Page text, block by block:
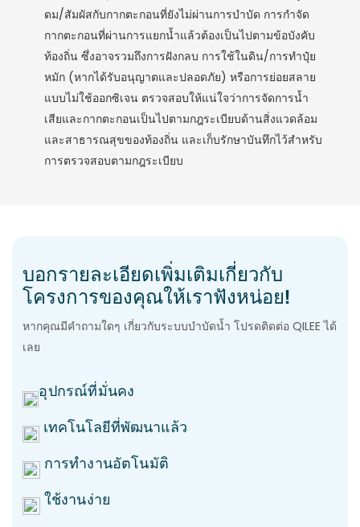
ดม/สัมผัสกับกากตะกอนที่ยังไม่ผ่านการบำบัด การกำจัด
กากตะกอนที่ผ่านการแยกน้ำแล้วต้องเป็นไปตามข้อบังคับ
ท้องถิ่น ซึ่งอาจรวมถึงการฝังกลบ การใช้ในดิน/การทำปุ๋ย
หมัก (หากได้รับอนุญาตและปลอดภัย) หรือการย่อยสลาย
แบบไม่ใช้ออกซิเจน ตรวจสอบให้แน่ใจว่าการจัดการน้ำ
เสียและกากตะกอนเป็นไปตามกฎระเบียบด้านสิ่งแวดล้อม
และสาธารณสุขของท้องถิ่น และเก็บรักษาบันทึกไว้สำหรับ
การตรวจสอบตามกฎระเบียบ
บอกรายละเอียดเพิ่มเติมเกี่ยวกับ
โครงการของคุณให้เราฟังหน่อย!
หากคุณมีคำถามใดๆ เกี่ยวกับระบบบำบัดน้ำ โปรดติดต่อ QILEE ได้
เลย
อุปกรณ์ที่มั่นคง
เทคโนโลยีที่พัฒนาแล้ว
การทำงานอัตโนมัติ
ใช้งานง่าย